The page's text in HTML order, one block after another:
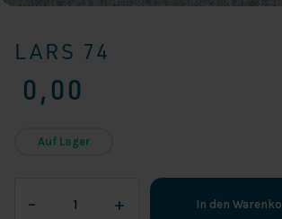
LARS 74
0,00
Auf Lager
–
74
+ In den